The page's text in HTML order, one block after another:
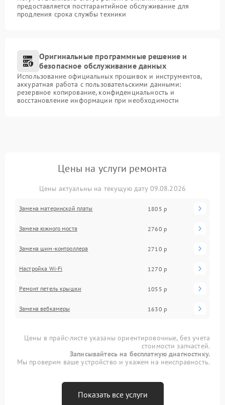
предоставляется постгарантийное обслуживание для
продления срока службы техники
Оригинальные программные решение и
безопасное обслуживание данных
Использование официальных прошивок и инструментов,
аккуратная работа с пользовательскими данными:
резервное копирование, конфиденциальность и
восстановление информации при необходимости
Цены на услуги ремонта
Цены актуальны на текущую дату 09.08.2026
Замена материнской платы 1805 р
Замена южного моста 2760 р
Замена шим-контроллера 2710 р
Настройка Wi-Fi 1270 р
Ремонт петель крышки 1055 р
Замена вебкамеры 1630 р
Цены в прайс-листе указаны ориентировочные, без учета
стоимости запчастей.
Записывайтесь на бесплатную диагностику.
Мы проверим ваше устройство и укажем на неисправность.
Показать все услуги